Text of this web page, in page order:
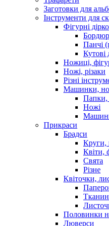
Заготовки для
Інструменти для
Фігурні
Панчі
Кутові
Ножиці,
Ножі, різаки
Різні
Машинки,
Папки,
Ножі
Прикраси
Брадси
Круги,
Квіти,
Свята
Різне
Квіточки,
Половинки
Люверси